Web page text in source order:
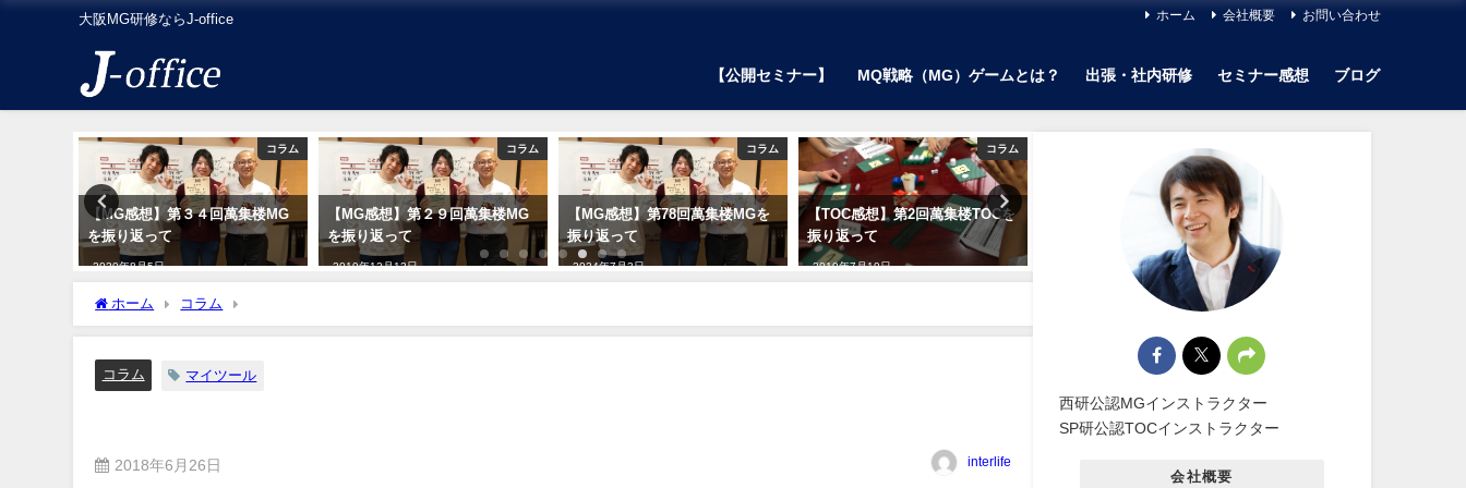
大阪MG研修ならJ-office ホーム 会社概要 お問い合わせ
【公開セミナー】 MQ戦略（MG）ゲームとは？ 出張・社内研修 セミナー感想 ブログ
コラム
【MG感想】第３４回萬集楼MG
を振り返って
2020年8月5日
コラム
【MG感想】第２９回萬集楼MG
を振り返って
2019年12月12日
コラム
【MG感想】第78回萬集楼MGを
振り返って
2024年7月3日
コラム
【TOC感想】第2回萬集楼TOCを
振り返って
2019年7月19日
【MG感想】第１２回萬集楼MG
ホーム コラム
コラム マイツール
2018年6月26日 interlife
西研公認MGインストラクター
SP研公認TOCインストラクター
会社概要